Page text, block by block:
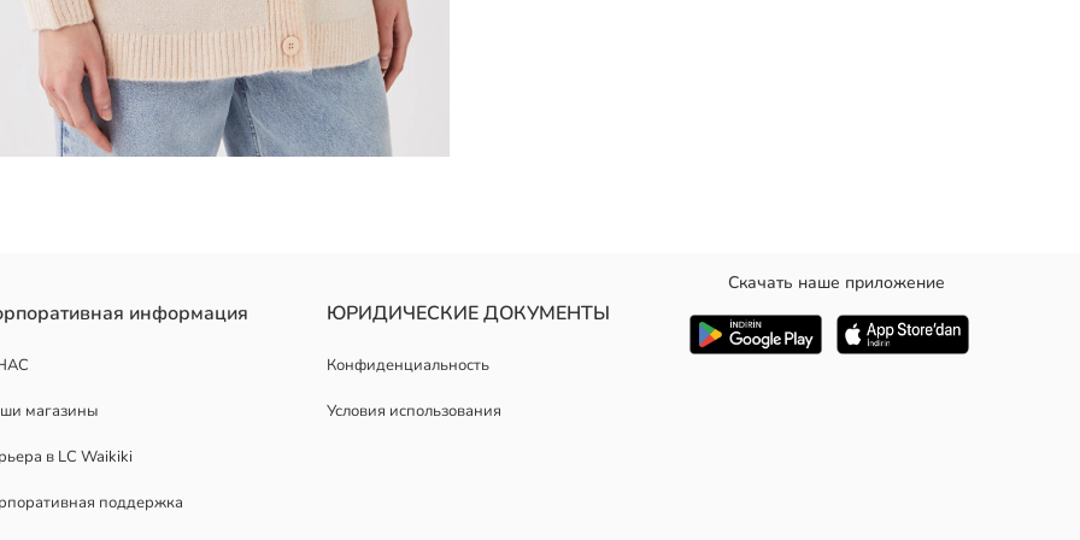
информация
магазины
в LC Waikiki
поддержка
ЮРИДИЧЕСКИЕ ДОКУМЕНТЫ
Конфиденциальность
Условия использования
Скачать наше приложение